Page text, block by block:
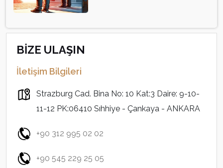
BİZE ULAŞIN
İletişim Bilgileri
Strazburg Cad. Bina No: 10 Kat:3 Daire: 9-10-
11-12 PK:06410 Sıhhiye - Çankaya - ANKARA
+90 312 995 02 02
+90 545 229 25 05